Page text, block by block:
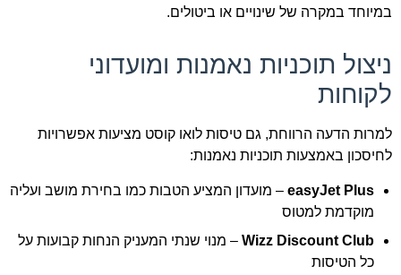
במיוחד במקרה של שינויים או ביטולים.
ניצול תוכניות נאמנות ומועדוני
לקוחות
למרות הדעה הרווחת, גם טיסות לואו קוסט מציעות אפשרויות
לחיסכון באמצעות תוכניות נאמנות:
easyJet Plus – מועדון המציע הטבות כמו בחירת מושב ועליה
מוקדמת למטוס
Wizz Discount Club – מנוי שנתי המעניק הנחות קבועות על
כל הטיסות